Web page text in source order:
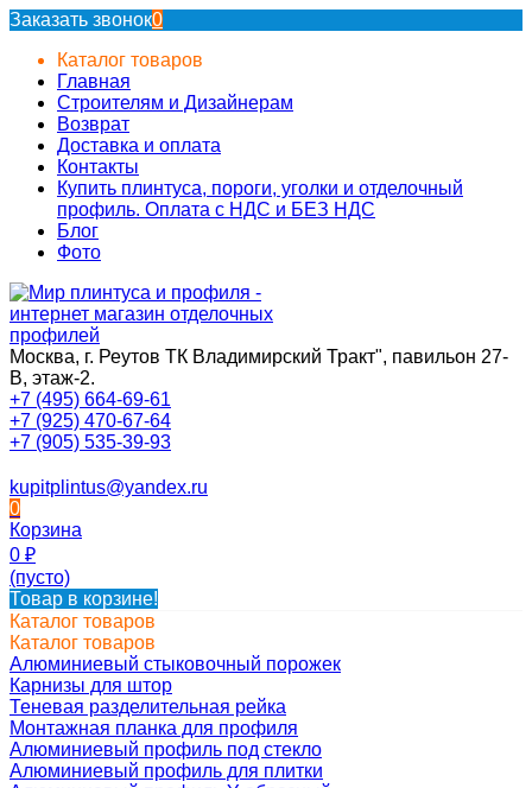
Заказать звонок0
Каталог товаров
Главная
Строителям и Дизайнерам
Возврат
Доставка и оплата
Контакты
Купить плинтуса, пороги, уголки и отделочный
профиль. Оплата с НДС и БЕЗ НДС
Блог
Фото
Москва, г. Реутов ТК Владимирский Тракт", павильон 27-
В, этаж-2.
+7 (495) 664-69-61
+7 (925) 470-67-64
+7 (905) 535-39-93
kupitplintus@yandex.ru
0
Корзина
0 ₽
(пусто)
Товар в корзине!
Каталог товаров
Каталог товаров
Алюминиевый стыковочный порожек
Карнизы для штор
Теневая разделительная рейка
Монтажная планка для профиля
Алюминиевый профиль под стекло
Алюминиевый профиль для плитки